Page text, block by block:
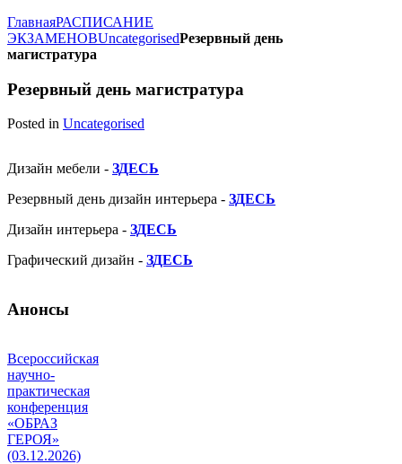
ГлавнаяРАСПИСАНИЕ
ЭКЗАМЕНОВUncategorisedРезервный день
магистратура
Резервный день магистратура
Posted in Uncategorised
Дизайн мебели - ЗДЕСЬ
Резервный день дизайн интерьера - ЗДЕСЬ
Дизайн интерьера - ЗДЕСЬ
Графический дизайн - ЗДЕСЬ
Анонсы
Всероссийская
научно-
практическая
конференция
«ОБРАЗ
ГЕРОЯ»
(03.12.2026)